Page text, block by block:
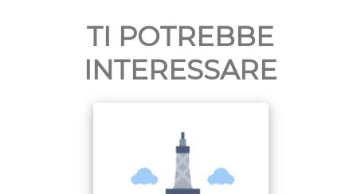
TI POTREBBE
INTERESSARE